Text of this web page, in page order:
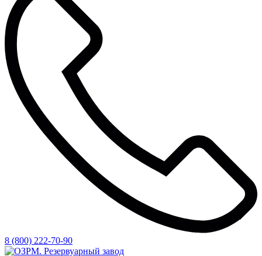
8 (800) 222-70-90